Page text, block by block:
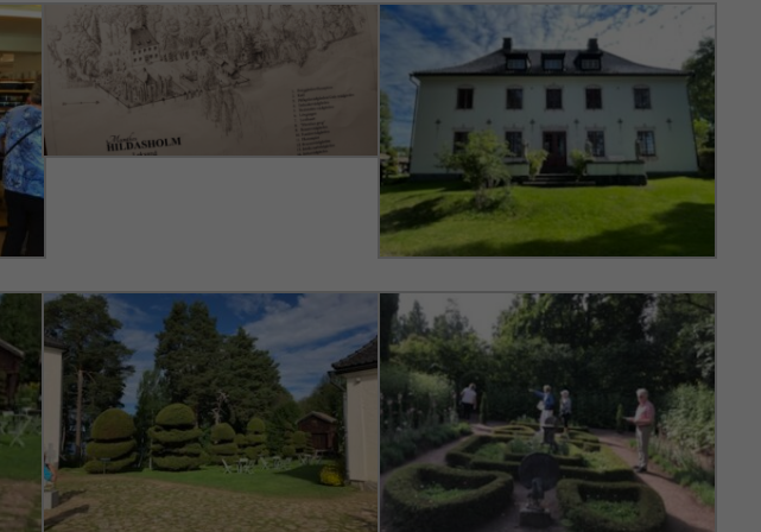
hur
hemsidan
används.
Upplevelse
För att vår
hemsida ska
prestera så
möjligt under
de här
kakorna
kommer viss
funktionalitet
att försvinna
från
hemsidan.
Marknadsföring